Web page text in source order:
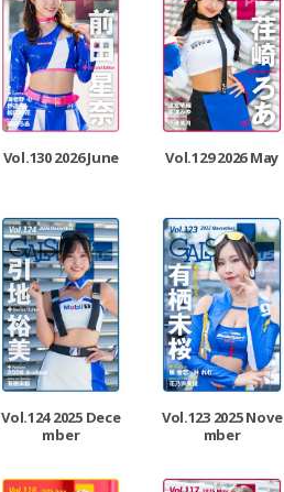
Vol.130 2026 June Vol.129 2026 May
Vol.124 2025 Dece
mber
Vol.123 2025 Nove
mber